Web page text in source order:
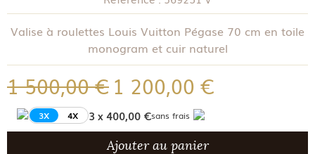
Valise à roulettes Louis Vuitton Pégase 70 cm en toile
monogram et cuir naturel
1 500,00 €1 200,00 €
3X 4X 3 x 400,00 €sans frais
Ajouter au panier